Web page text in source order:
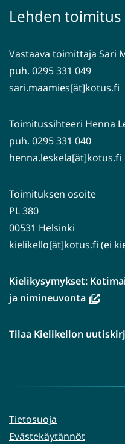
Lehden toimitus
Vastaava toimittaja Sari
puh. 0295 331 049
sari.maamies[ät]kotus.fi
Toimitussihteeri Henna
puh. 0295 331 040
henna.leskela[ät]kotus.fi
Toimituksen osoite
PL 380
00531 Helsinki
kielikello[ät]kotus.fi (ei
Kielikysymykset:
ja nimineuvonta(avautuu
Tilaa Kielikellon
Tietosuoja
Evästekäytännöt